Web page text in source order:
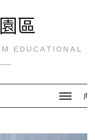
區
EDUCATIONAL